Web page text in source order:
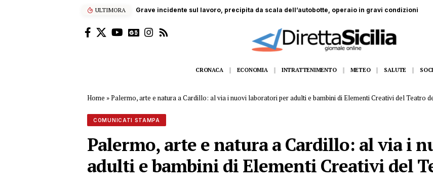
ULTIMORA “Enjoy’s Jazz… e non solo”: dall’11 al 14 agosto Gangi appuntamento con la grande musica
CRONACA ECONOMIA INTRATTENIMENTO METEO SALUTE
Home »Palermo, arte e natura a Cardillo: al via i nuovi laboratori per adulti e bambini di Elementi Creativi del Teatro
COMUNICATI STAMPA
Palermo, arte e natura a Cardillo: al via i
adulti e bambini di Elementi Creativi del